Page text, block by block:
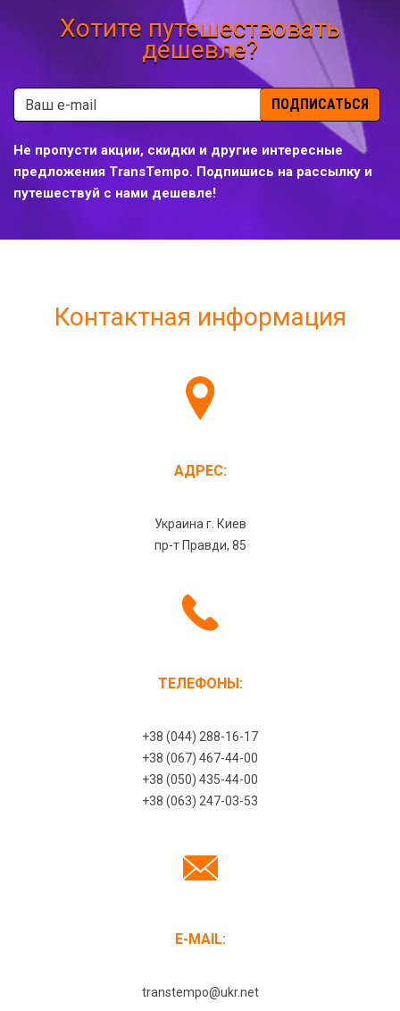
Хотите путешествовать
дешевле?
ПОДПИСАТЬСЯ
Не пропусти акции, скидки и другие интересные
предложения TransTempo. Подпишись на рассылку и
путешествуй с нами дешевле!
Контактная информация
АДРЕС:
Украина г. Киев
пр-т Правди, 85
ТЕЛЕФОНЫ:
+38 (044) 288-16-17
+38 (067) 467-44-00
+38 (050) 435-44-00
+38 (063) 247-03-53
E-MAIL:
transtempo@ukr.net